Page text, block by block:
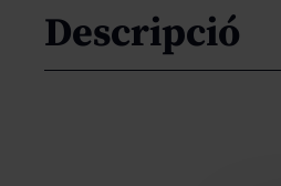
Descripció